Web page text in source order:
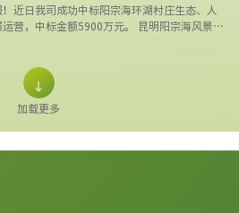
近日我司成功中标阳宗海环湖村庄生态、人
营，中标金额5900万元。 昆明阳宗海风景名
有独特的区位优势。以“一山、一水、一湖、
游资源，赋予了阳宗海别具一格的魅力和风
加载更多